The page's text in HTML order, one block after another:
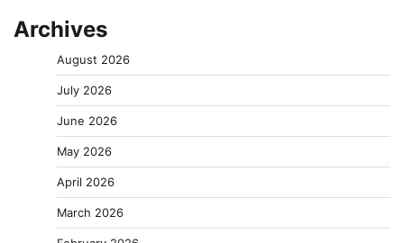
Archives
August 2026
July 2026
June 2026
May 2026
April 2026
March 2026